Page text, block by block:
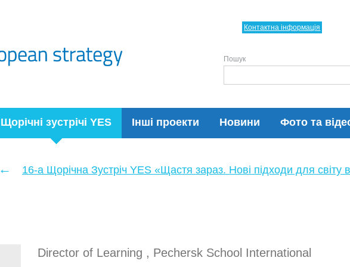
Щорічні зустрічі YES Інші проекти Новини Фото та
Контактна інформація
Пошук
← 16-а Щорічна Зустріч YES «Щастя зараз. Нові підходи для світу в
Director of Learning , Pechersk School International